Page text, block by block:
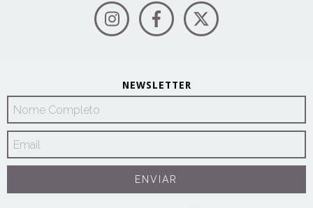
NEWSLETTER